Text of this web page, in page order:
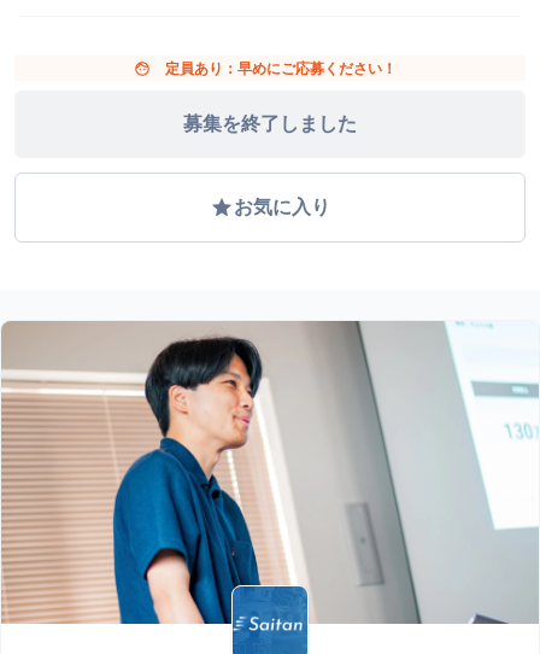
face 定員あり：早めにご応募ください！
募集を終了しました
gradeお気に入り